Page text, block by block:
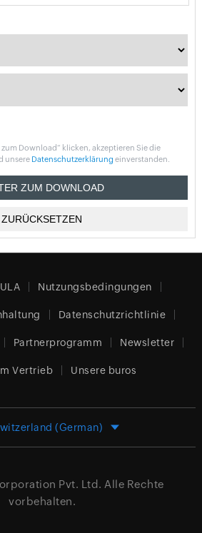
zum Download“ klicken, akzeptieren Sie die
unsere Datenschutzerklärung einverstanden.
Nutzungsbedingungen
Datenschutzrichtlinie
Partnerprogramm Newsletter
Vertrieb Unsere buros
(German)
Pvt. Ltd. Alle Rechte
vorbehalten.